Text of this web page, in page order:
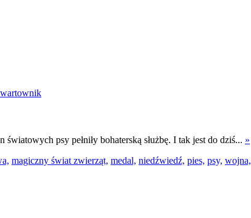
psy pełniły bohaterską służbę. I tak jest do dziś... »
magiczny świat zwierząt, medal, niedźwiedź, pies, psy, wojna,